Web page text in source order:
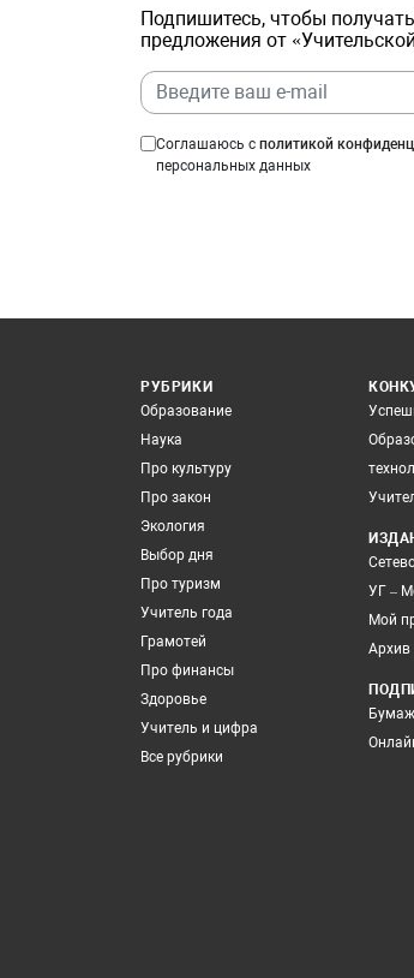
Подпишитесь, чтобы
предложения от
Соглашаюсь с политикой
персональных данных
РУБРИКИ
Образование
Наука
Про культуру
Про закон
Экология
Выбор дня
Про туризм
Учитель года
Грамотей
Про финансы
Здоровье
Учитель и цифра
Все рубрики
УГ –
Мой
Архив